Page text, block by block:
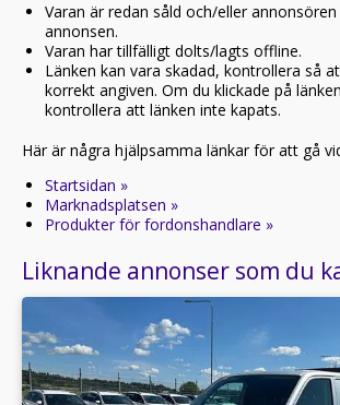
Varan är redan såld och/eller
annonsen.
Varan har tillfälligt dolts/lagts offline.
Länken kan vara skadad, kontrollera så
korrekt angiven. Om du klickade på
kontrollera att länken inte kapats.
Här är några hjälpsamma länkar för att gå
Startsidan »
Marknadsplatsen »
Produkter för fordonshandlare »
Liknande annonser som du